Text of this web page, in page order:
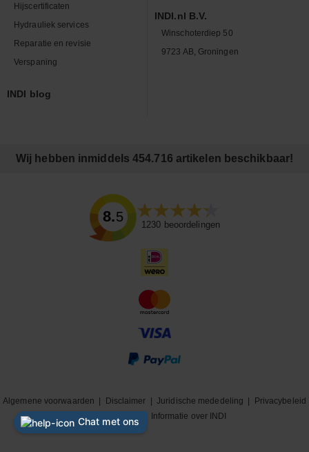
Hijscertificaten
Hydrauliek services
Reparatie en revisie
Verspaning
INDI blog
INDI.nl B.V.
Winschoterdiep 50
9723 AB, Groningen
Wij hebben inmiddels 454.716 artikelen beschikbaar!
8.5
1230 beoordelingen
Algemene voorwaarden Disclaimer |Juridische mededeling
Privacybeleid
|
Cookiebeleid Informatie over INDI